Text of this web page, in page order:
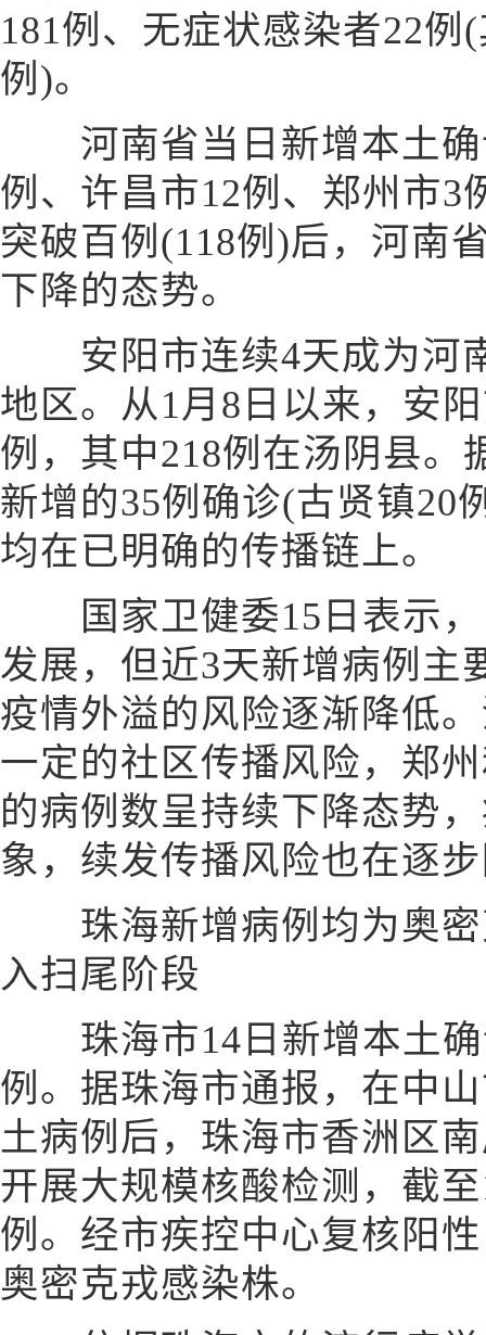
181例、无症状感染者22例
例)。
河南省当日新增本土确
例、许昌市12例、郑州市3
突破百例(118例)后，河南
下降的态势。
安阳市连续4天成为河
地区。从1月8日以来，安
例，其中218例在汤阴县。
新增的35例确诊(古贤镇20
均在已明确的传播链上。
国家卫健委15日表示，
发展，但近3天新增病例主
疫情外溢的风险逐渐降低
一定的社区传播风险，郑
的病例数呈持续下降态势
象，续发传播风险也在逐
珠海新增病例均为奥密
入扫尾阶段
珠海市14日新增本土确
例。据珠海市通报，在中
土病例后，珠海市香洲区
开展大规模核酸检测，截
例。经市疾控中心复核阳
奥密克戎感染株。